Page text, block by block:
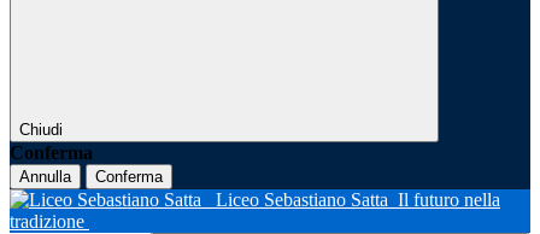
Chiudi
Conferma
Annulla Conferma
Liceo Sebastiano Satta Il futuro nella
tradizione